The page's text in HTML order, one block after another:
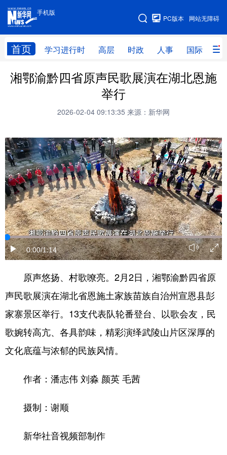
手机版
网站无障碍
PC版本
首页 学习进行时 高层 时政 人事 国际 财
手机版
网站地图
学习进行时 高层 时政 人事
全球连线
科技 科创 量子 体育
文化 书画 健康 军事
访谈 视频 图片 政务
法律 中央文件 金融 汽车
食品 人居 信息化 数字经济
学术中国 乡村振兴 银龄 溯源中国
彩票 娱乐 时尚 悦读
公益 一带一路 亚太网 上市公司
文化产业
地方频道
辽宁
浙江 安徽
湘鄂渝黔四省原声民歌展演在湖北恩施
举行
2026-02-04 09:13:35 来源：新华网
0:00/1:14
原声悠扬、村歌嘹亮。2月2日，湘鄂渝黔四省原
声民歌展演在湖北省恩施土家族苗族自治州宣恩县彭
家寨景区举行。13支代表队轮番登台、以歌会友，民
歌婉转高亢、各具韵味，精彩演绎武陵山片区深厚的
文化底蕴与浓郁的民族风情。
作者：潘志伟 刘淼 颜英 毛茜
摄制：谢顺
新华社音视频部制作